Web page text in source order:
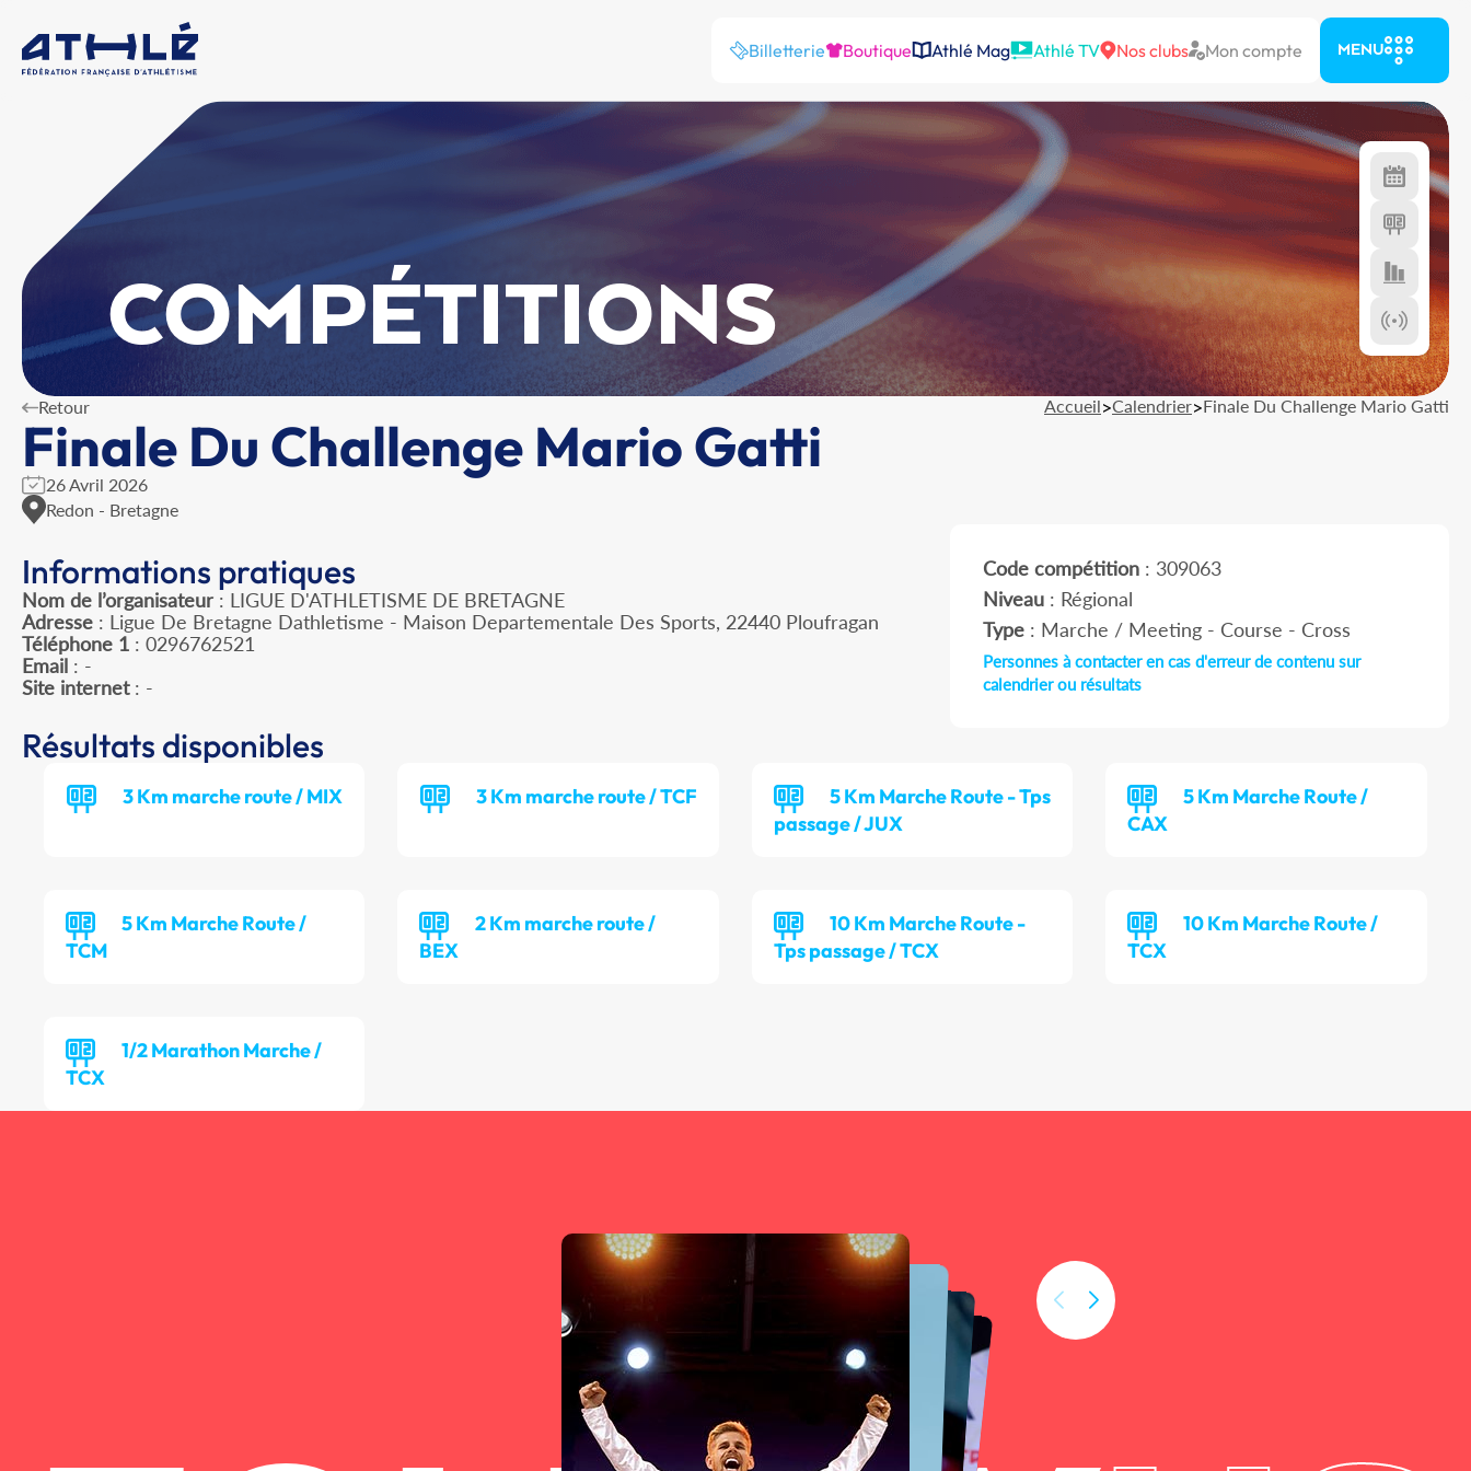
Billetterie Boutique Athlé Mag Athlé TV Nos clubs Mon compte MENU
COMPÉTITIONS
Retour Accueil>Calendrier>Finale Du Challenge Mario Gatti
Finale Du Challenge Mario Gatti
26 Avril 2026
Redon - Bretagne
Informations pratiques
Nom de l’organisateur : LIGUE D'ATHLETISME DE BRETAGNE
Adresse : Ligue De Bretagne Dathletisme - Maison Departementale Des Sports, 22440 Ploufragan
Téléphone 1 : 0296762521
Email : -
Site internet: -
Code compétition: 309063
Niveau: Régional
Type: Marche / Meeting - Course - Cross
Personnes à contacter en cas d'erreur de contenu sur
calendrier ou résultats
Résultats disponibles
3 Km marche route / MIX 3 Km marche route / TCF
5 Km Marche Route - Tps
passage / JUX
5 Km Marche Route /
CAX
5 Km Marche Route /
TCM
2 Km marche route /
BEX
10 Km Marche Route -
Tps passage / TCX
10 Km Marche Route /
TCX
1/2 Marathon Marche /
TCX